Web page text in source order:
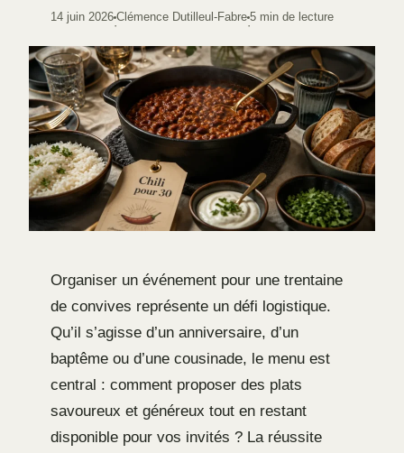
14 juin 2026
·
Clémence Dutilleul-Fabre
·
5 min de lecture
Organiser un événement pour une trentaine
de convives représente un défi logistique.
Qu’il s’agisse d’un anniversaire, d’un
baptême ou d’une cousinade, le menu est
central : comment proposer des plats
savoureux et généreux tout en restant
disponible pour vos invités ? La réussite